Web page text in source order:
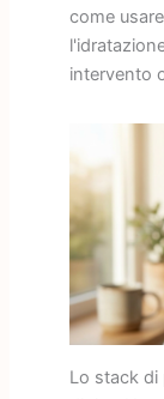
come
intervento
Lo stack di